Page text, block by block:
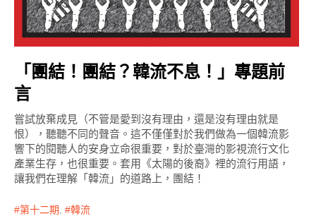
「團結！團結？韓流不息！」專題前
言
嘗試放棄成見（不管是愛到沒有理由，還是沒有理由就是
恨），聽聽不同的聲音。這不僅僅對於我們做為一個韓流影
響下的閱聽人的安身立命很重要，對於臺灣的影視流行文化
產業生存，也很重要。套用《太陽的後裔》裡的流行用語，
讓我們在理解「韓流」的道路上，團結！
第十二期 , 韓流